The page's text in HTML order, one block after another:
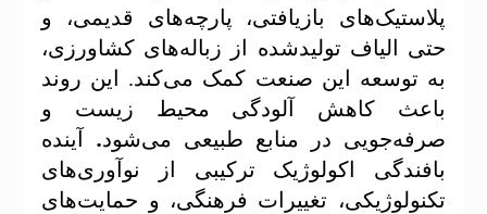
پلاستیک‌های بازیافتی، پارچه‌های قدیمی، و
حتی الیاف تولیدشده از زباله‌های کشاورزی،
به توسعه این صنعت کمک می‌کند. این روند
باعث کاهش آلودگی محیط زیست و
صرفه‌جویی در منابع طبیعی می‌شود.
آینده
بافندگی اکولوژیک ترکیبی از نوآوری‌های
تکنولوژیکی، تغییرات فرهنگی، و حمایت‌های